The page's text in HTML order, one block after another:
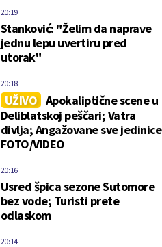
Stanković: "Želim da naprave
jednu lepu uvertiru pred
utorak"
20:19
UŽIVO Apokaliptične scene u
Deliblatskoj peščari; Vatra
divlja; Angažovane sve jedinice
FOTO/VIDEO
20:18
Usred špica sezone Sutomore
bez vode; Turisti prete
odlaskom
20:16
20:14